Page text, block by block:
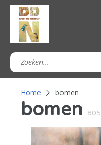
Home bomen
bomen 805